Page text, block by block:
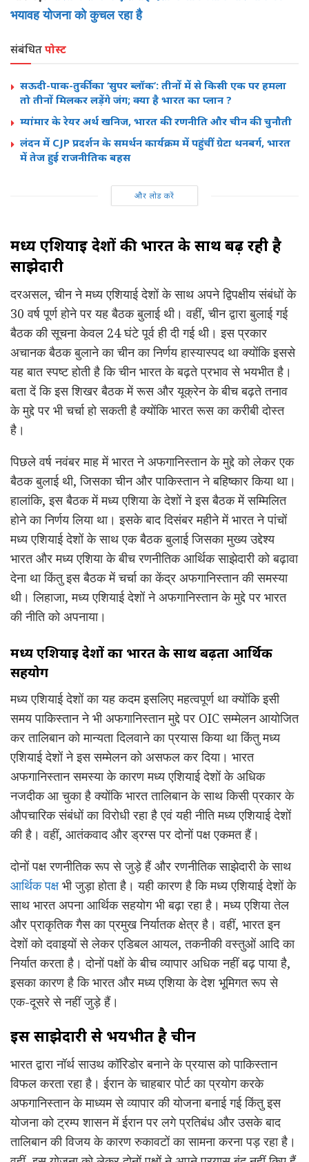
भयावह योजना को कुचल रहा है
संबंधितपोस्ट
सऊदी-पाक-तुर्की का ‘सुपर ब्लॉक’: तीनों में से किसी एक पर हमला
तो तीनों मिलकर लड़ेंगे जंग; क्या है भारत का प्लान ?
म्यांमार के रेयर अर्थ खनिज, भारत की रणनीति और चीन की चुनौती
लंदन में CJP प्रदर्शन के समर्थन कार्यक्रम में पहुंचीं ग्रेटा थनबर्ग, भारत
में तेज हुई राजनीतिक बहस
और लोड करें
मध्य एशियाई देशों की भारत के साथ बढ़ रही है
साझेदारी
दरअसल, चीन ने मध्य एशियाई देशों के साथ अपने द्विपक्षीय संबंधों के
30 वर्ष पूर्ण होने पर यह बैठक बुलाई थी। वहीं, चीन द्वारा बुलाई गई
बैठक की सूचना केवल 24 घंटे पूर्व ही दी गई थी। इस प्रकार
अचानक बैठक बुलाने का चीन का निर्णय हास्यास्पद था क्योंकि इससे
यह बात स्पष्ट होती है कि चीन भारत के बढ़ते प्रभाव से भयभीत है।
बता दें कि इस शिखर बैठक में रूस और यूक्रेन के बीच बढ़ते तनाव
के मुद्दे पर भी चर्चा हो सकती है क्योंकि भारत रूस का करीबी दोस्त
है।
पिछले वर्ष नवंबर माह में भारत ने अफगानिस्तान के मुद्दे को लेकर एक
बैठक बुलाई थी, जिसका चीन और पाकिस्तान ने बहिष्कार किया था।
हालांकि, इस बैठक में मध्य एशिया के देशों ने इस बैठक में सम्मिलित
होने का निर्णय लिया था। इसके बाद दिसंबर महीने में भारत ने पांचों
मध्य एशियाई देशों के साथ एक बैठक बुलाई जिसका मुख्य उद्देश्य
भारत और मध्य एशिया के बीच रणनीतिक आर्थिक साझेदारी को बढ़ावा
देना था किंतु इस बैठक में चर्चा का केंद्र अफगानिस्तान की समस्या
थी। लिहाजा, मध्य एशियाई देशों ने अफगानिस्तान के मुद्दे पर भारत
की नीति को अपनाया।
मध्य एशियाई देशों का भारत के साथ बढ़ता आर्थिक
सहयोग
मध्य एशियाई देशों का यह कदम इसलिए महत्वपूर्ण था क्योंकि इसी
समय पाकिस्तान ने भी अफगानिस्तान मुद्दे पर OIC सम्मेलन आयोजित
कर तालिबान को मान्यता दिलवाने का प्रयास किया था किंतु मध्य
एशियाई देशों ने इस सम्मेलन को असफल कर दिया। भारत
अफगानिस्तान समस्या के कारण मध्य एशियाई देशों के अधिक
नजदीक आ चुका है क्योंकि भारत तालिबान के साथ किसी प्रकार के
औपचारिक संबंधों का विरोधी रहा है एवं यही नीति मध्य एशियाई देशों
की है। वहीं, आतंकवाद और ड्रग्स पर दोनों पक्ष एकमत हैं।
दोनों पक्ष रणनीतिक रूप से जुड़े हैं और रणनीतिक साझेदारी के साथ
आर्थिक पक्षभी जुड़ा होता है। यही कारण है कि मध्य एशियाई देशों के
साथ भारत अपना आर्थिक सहयोग भी बढ़ा रहा है। मध्य एशिया तेल
और प्राकृतिक गैस का प्रमुख निर्यातक क्षेत्र है। वहीं, भारत इन
देशों को दवाइयों से लेकर एडिबल आयल, तकनीकी वस्तुओं आदि का
निर्यात करता है। दोनों पक्षों के बीच व्यापार अधिक नहीं बढ़ पाया है,
इसका कारण है कि भारत और मध्य एशिया के देश भूमिगत रूप से
एक-दूसरे से नहीं जुड़े हैं।
इस साझेदारी से भयभीत है चीन
भारत द्वारा नॉर्थ साउथ कॉरिडोर बनाने के प्रयास को पाकिस्तान
विफल करता रहा है। ईरान के चाहबार पोर्ट का प्रयोग करके
अफगानिस्तान के माध्यम से व्यापार की योजना बनाई गई किंतु इस
योजना को ट्रम्प शासन में ईरान पर लगे प्रतिबंध और उसके बाद
तालिबान की विजय के कारण रुकावटों का सामना करना पड़ रहा है।